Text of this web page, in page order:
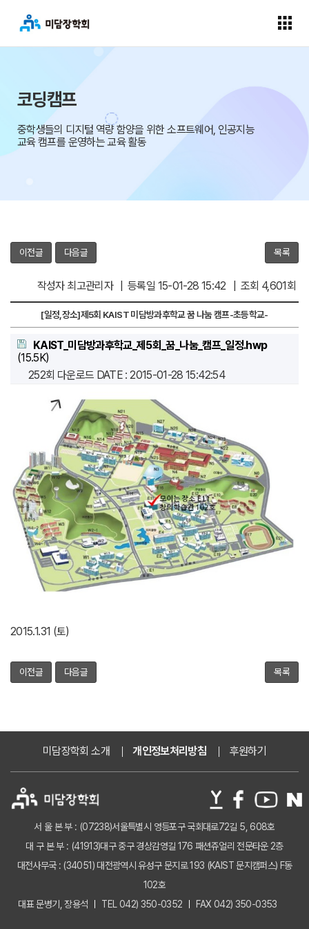
코딩캠프
중학생들의 디지털 역량 함양을 위한 소프트웨어, 인공지능
교육 캠프를 운영하는 교육 활동
이전글 다음글 목록
작성자 최고관리자 | 등록일 15-01-28 15:42 | 조회 4,601회
[일정,장소]제5회 KAIST 미담방과후학교 꿈 나눔 캠프-초등학교-
KAIST_미담방과후학교_제5회_꿈_나눔_캠프_일정.hwp
(15.5K)
252회 다운로드 DATE : 2015-01-28 15:42:54
2015.1.31 (토)
이전글 다음글 목록
미담장학회 소개 개인정보처리방침 후원하기
서 울 본 부 : (07238)서울특별시 영등포구 국회대로72길 5, 608호
대 구 본 부 : (41913)대구 중구 경상감영길 176 패션쥬얼리 전문타운 2층
대전사무국 : (34051) 대전광역시 유성구 문지로 193 (KAIST 문지캠퍼스) F동
102호
대표 문병기, 장용석
TEL 042) 350-0352 FAX 042) 350-0353